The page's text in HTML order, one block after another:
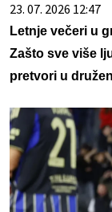
23. 07. 2026 12:47
Letnje večeri u
Zašto sve više
pretvori u